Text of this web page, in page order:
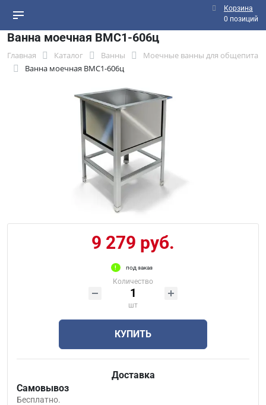
Корзина
0 позиций
Ванна моечная ВМС1-606ц
Главная Каталог Ванны
Моечные ванны для общепита
Ванна моечная ВМС1-606ц
9 279 руб.
под заказ
Количество
шт
КУПИТЬ
Доставка
Самовывоз
Бесплатно.